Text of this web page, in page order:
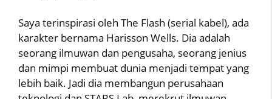
Saya terinspirasi oleh The Flash (serial kabel), ada
karakter bernama Harisson Wells. Dia adalah
seorang ilmuwan dan pengusaha, seorang jenius
dan mimpi membuat dunia menjadi tempat yang
lebih baik. Jadi dia membangun perusahaan